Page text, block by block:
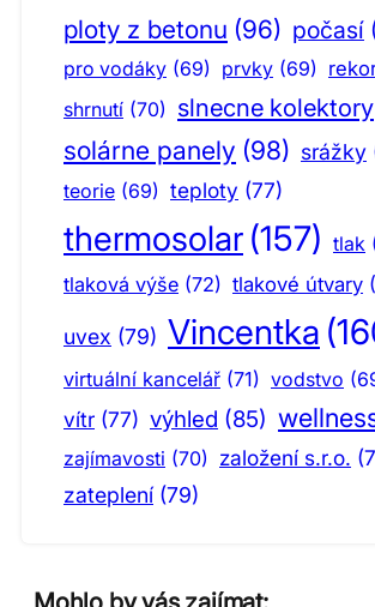
ploty z betonu (96) počasí
pro vodáky (69) prvky (69)
shrnutí (70) slnecne kolektory
solárne panely (98) srážky
teorie (69) teploty (77)
thermosolar (157) tlak
tlaková výše (72) tlakové útvary
uvex (79) Vincentka
virtuální kancelář (71) vodstvo
vítr (77) výhled (85)
zajímavosti (70) založení s.r.o.
zateplení (79)